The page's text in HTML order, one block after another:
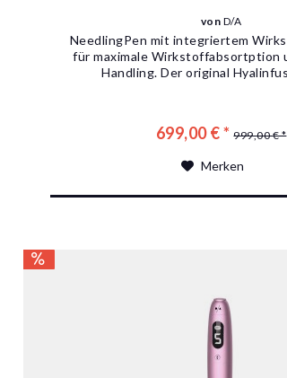
von D/A
NeedlingPen mit integriertem
für maximale Wirkstoffabsortption
Handling. Der original
699,00 € * 999,00 € *
Merken